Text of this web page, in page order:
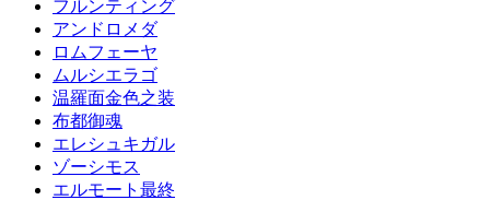
フルンティング
アンドロメダ
ロムフェーヤ
ムルシエラゴ
温羅面金色之装
布都御魂
エレシュキガル
ゾーシモス
エルモート最終